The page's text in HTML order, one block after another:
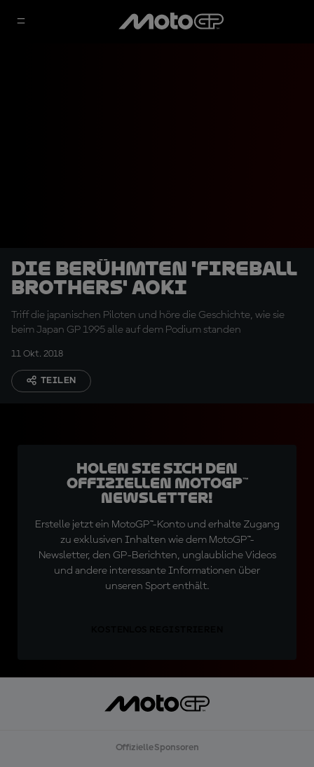
Die berühmten 'Fireball
Brothers' Aoki
Triff die japanischen Piloten und höre die Geschichte, wie sie
beim Japan GP 1995 alle auf dem Podium standen
11 Okt. 2018
TEILEN
Holen Sie sich den
offiziellen MotoGP™
Newsletter!
Erstelle jetzt ein MotoGP™-Konto und erhalte Zugang
zu exklusiven Inhalten wie dem MotoGP™-
Newsletter, den GP-Berichten, unglaubliche Videos
und andere interessante Informationen über
unseren Sport enthält.
Offizielle Sponsoren